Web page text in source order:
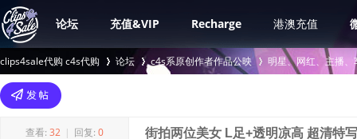
论坛 充值&VIP Recharge 港澳充值
clips4sale代购 c4s代购
>
论坛 c4s系原创作者作品公映
›
明星、网红、主播
查看: 32 | 回复: 0 街拍两位美女 L足+透明凉高 超清特